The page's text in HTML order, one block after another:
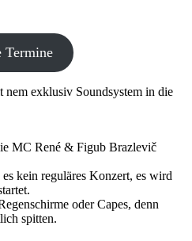
Termine
exklusiv Soundsystem in die
MC René & Figub Brazlevič
kein reguläres Konzert, es wird
oder Capes, denn
spitten.